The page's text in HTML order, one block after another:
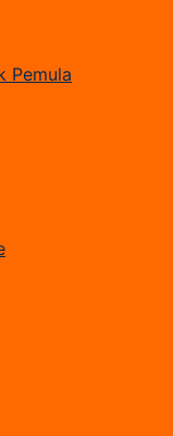
Pemula